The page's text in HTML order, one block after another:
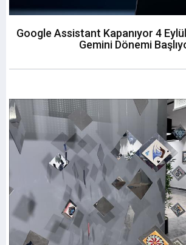
Google Assistant Kapanıyor 4
Gemini Dönemi